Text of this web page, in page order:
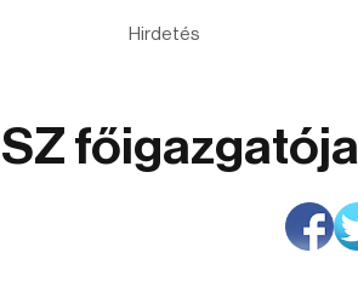
Hirdetés
főigazgatója